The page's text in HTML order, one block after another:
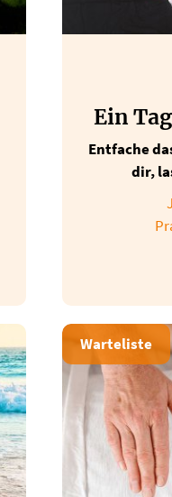
Ein
Entfache
dir,
Warteliste